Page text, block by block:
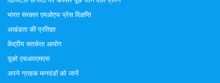
भारत सरकार एमओएफ प्रेस विज्ञप्ति
अखंडता की प्रतिज्ञा
केंद्रीय सतर्कता आयोग
यूको एचआरएमएस
अपने ग्राहक मानदंडों को जानें